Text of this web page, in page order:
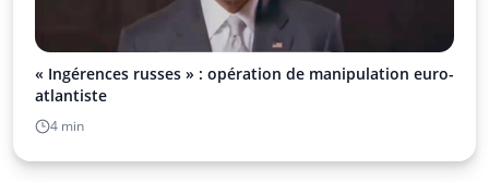
« Ingérences russes » : opération de manipulation euro-
atlantiste
4 min